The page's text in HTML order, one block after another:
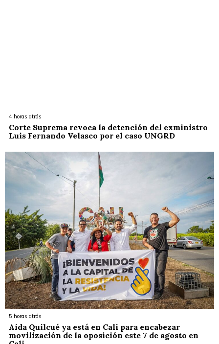
4 horas atrás
Corte Suprema revoca la detención del exministro
Luis Fernando Velasco por el caso UNGRD
5 horas atrás
Aída Quilcué ya está en Cali para encabezar
movilización de la oposición este 7 de agosto en